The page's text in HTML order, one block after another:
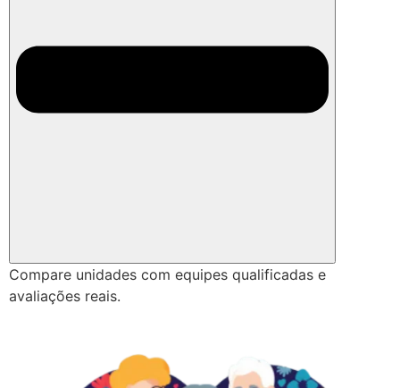
Compare unidades com equipes qualificadas e
avaliações reais.